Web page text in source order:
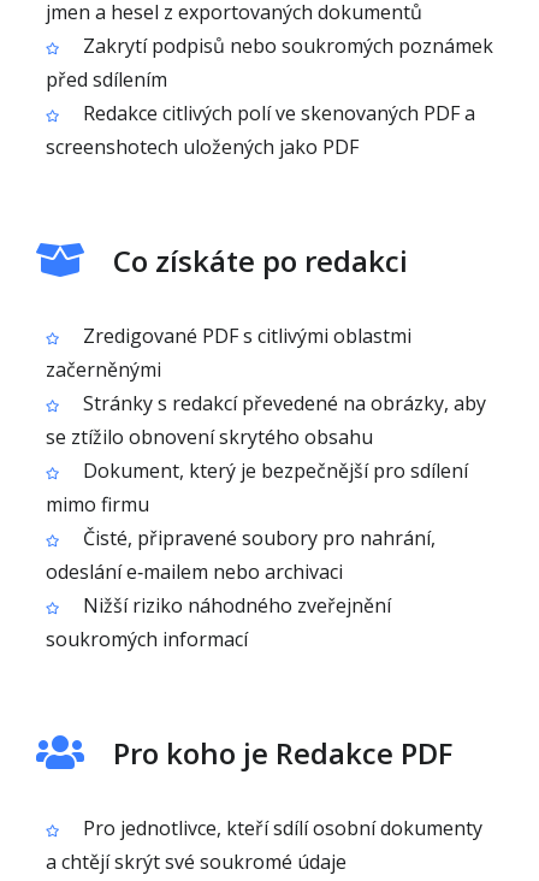
jmen a hesel z exportovaných dokumentů
Zakrytí podpisů nebo soukromých poznámek
před sdílením
Redakce citlivých polí ve skenovaných PDF a
screenshotech uložených jako PDF
Co získáte po redakci
Zredigované PDF s citlivými oblastmi
začerněnými
Stránky s redakcí převedené na obrázky, aby
se ztížilo obnovení skrytého obsahu
Dokument, který je bezpečnější pro sdílení
mimo firmu
Čisté, připravené soubory pro nahrání,
odeslání e‑mailem nebo archivaci
Nižší riziko náhodného zveřejnění
soukromých informací
Pro koho je Redakce PDF
Pro jednotlivce, kteří sdílí osobní dokumenty
a chtějí skrýt své soukromé údaje